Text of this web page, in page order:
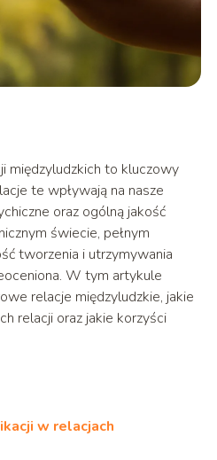
międzyludzkich to kluczowy
te wpływają na nasze
oraz ogólną jakość
świecie, pełnym
tworzenia i utrzymywania
W tym artykule
relacje międzyludzkie, jakie
relacji oraz jakie korzyści
w relacjach